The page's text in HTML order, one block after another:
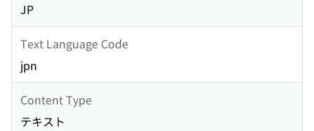
JP
Text Language Code
jpn
Content Type
テキスト